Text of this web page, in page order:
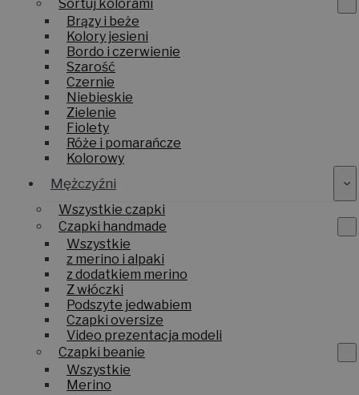
Sortuj kolorami
Brązy i beże
Kolory jesieni
Bordo i czerwienie
Szarość
Czernie
Niebieskie
Zielenie
Fiolety
Róże i pomarańcze
Kolorowy
Mężczyźni
Wszystkie czapki
Czapki handmade
Wszystkie
z merino i alpaki
z dodatkiem merino
Z włóczki
Podszyte jedwabiem
Czapki oversize
Video prezentacja modeli
Czapki beanie
Wszystkie
Merino